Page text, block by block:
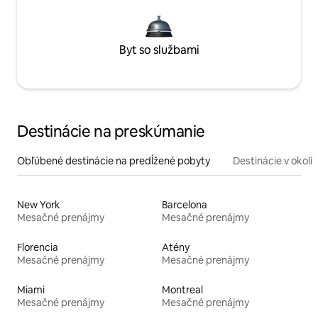
Byt so službami
Destinácie na preskúmanie
Obľúbené destinácie na predĺžené pobyty Destinácie v okolí
New York
Mesačné prenájmy
Barcelona
Mesačné prenájmy
Florencia
Mesačné prenájmy
Atény
Mesačné prenájmy
Miami
Mesačné prenájmy
Montreal
Mesačné prenájmy